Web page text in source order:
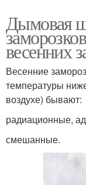
Дымовая
весенних
Весенние
температуры
воздухе) бывают:
радиационные,
смешанные.